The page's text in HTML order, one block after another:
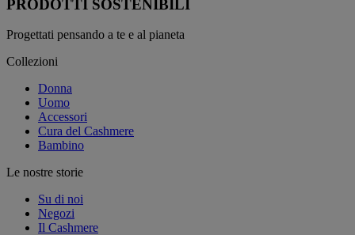
PRODOTTI SOSTENIBILI
Progettati pensando a te e al pianeta
Collezioni
Donna
Uomo
Accessori
Cura del Cashmere
Bambino
Le nostre storie
Su di noi
Negozi
Il Cashmere